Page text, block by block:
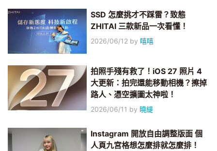
SSD 怎麼挑才不踩雷？致態
ZHITAI 三款新品一次看懂！
2026/06/12 by 嘻嘻
拍照手殘有救了！iOS 27 照片 4
大更新：拍完還能移動相機？擦掉
路人、憑空擴圖太神啦！
2026/06/11 by 曉緹
Instagram 開放自由調整版面 個
人頁九宮格想怎麼排就怎麼排！